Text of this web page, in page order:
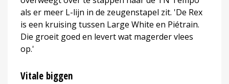
als er meer L-lijn in de zeugenstapel zit. 'De Rex
is een kruising tussen Large White en Piétrain.
Die groeit goed en levert wat magerder vlees
op.'
Vitale biggen